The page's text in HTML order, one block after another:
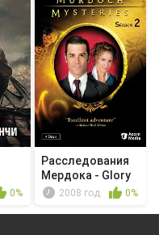
0%
Расследования
Мердока - Glory
Days2008 год 0%